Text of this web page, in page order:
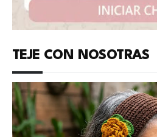
TEJE CON NOSOTRAS